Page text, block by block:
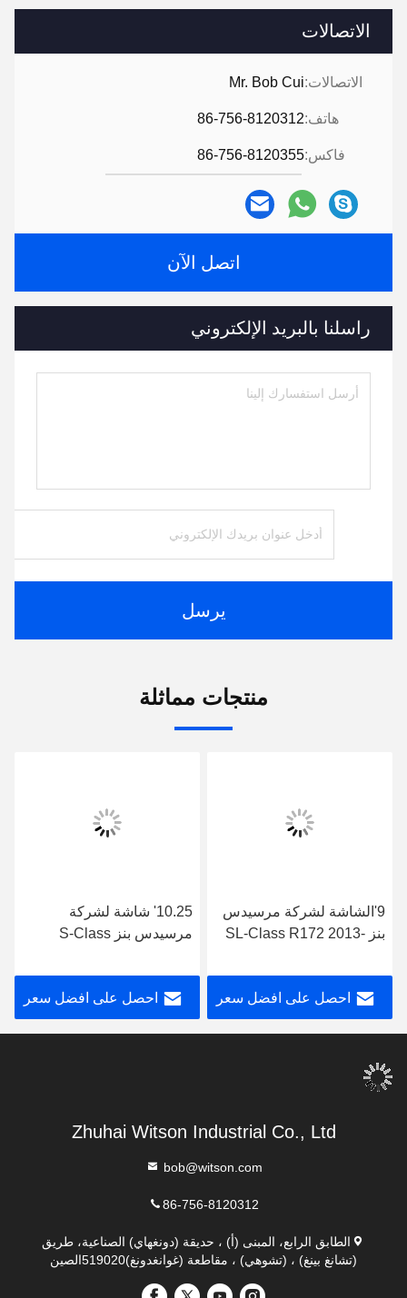
الاتصالات
الاتصالات:Mr. Bob Cui
هاتف:86-756-8120312
فاكس:86-756-8120355
اتصل الآن
راسلنا بالبريد الإلكتروني
يرسل
منتجات مماثلة
9'الشاشة لشركة مرسيدس
بنز SL-Class R172 2013-
2011-2015 NTG4.5 مشغل
الوسائط المتعددة للروبوت
احصل على افضل سعر
10.25' شاشة لشركة
مرسيدس بنز S-Class
NTG3.0/3.5 Android
Multimedia Player
احصل على افضل سعر
Zhuhai Witson Industrial Co., Ltd
bob@witson.com
86-756-8120312
الطابق الرابع، المبنى (أ) ، حديقة (دونغهاي) الصناعية، طريق
(تشانغ بينغ) ، (تشوهي) ، مقاطعة (غوانغدونغ)519020الصين